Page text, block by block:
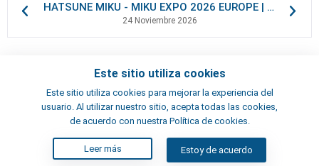
HATSUNE MIKU - MIKU EXPO 2026 EUROPE | VIP Packages
24 Noviembre 2026
Este sitio utiliza cookies
Este sitio utiliza cookies para mejorar la experiencia del
usuario. Al utilizar nuestro sitio, acepta todas las cookies,
de acuerdo con nuestra Política de cookies.
Leer más Estoy de acuerdo
Términos y condiciones